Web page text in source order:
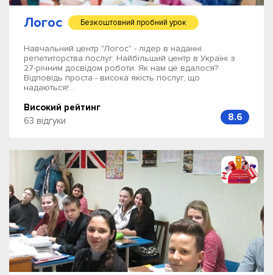
Логос Безкоштовний пробний урок
Навчальний центр "Логос" - лідер в наданні
репетиторства послуг. Найбільший центр в Україні з
27-річним досвідом роботи. Як нам це вдалося?
Відповідь проста - висока якість послуг, що
надаються!...
Високий рейтинг
63 відгуки
8.6